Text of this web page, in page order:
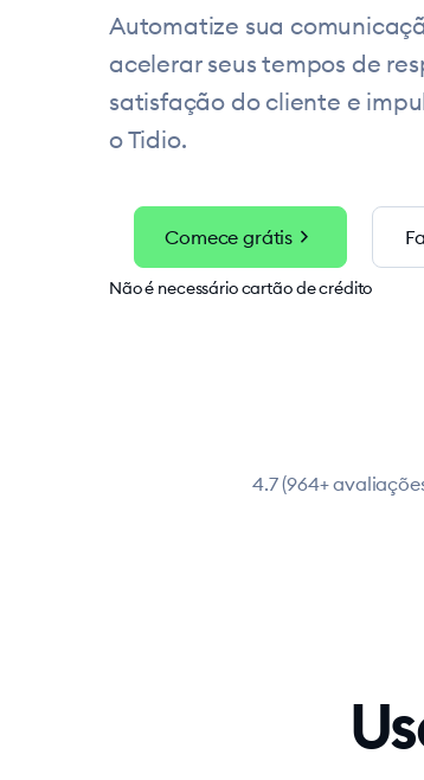
Automatize sua
acelerar seus tempos de
satisfação do cliente e
o Tidio.
Comece grátis chevron_right
Não é necessário cartão de crédito
4.7 (964+